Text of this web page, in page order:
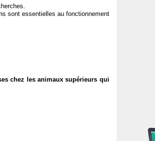
sont essentielles au fonctionnement
chez les animaux supérieurs qui